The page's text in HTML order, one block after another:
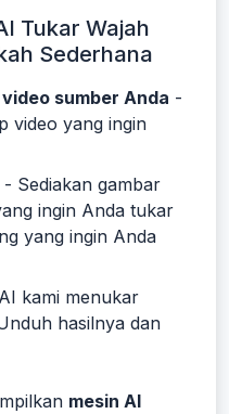
Tukar Wajah
Sederhana
sumber Anda -
video yang ingin
- Sediakan gambar
ingin Anda tukar
yang ingin Anda
kami menukar
hasilnya dan
mesin AI